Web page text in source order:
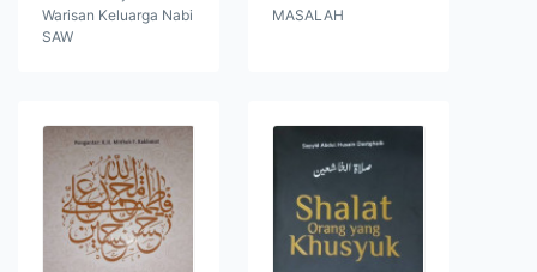
Warisan Keluarga Nabi
SAW
MASALAH